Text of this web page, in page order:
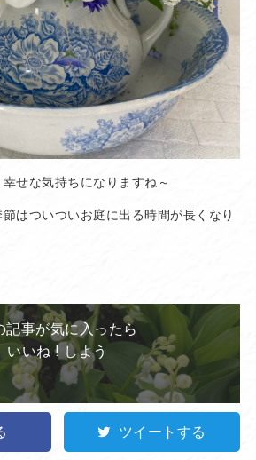
せな気持ちになりますね～
はついついお庭に出る時間が長くなり
記事が気に入ったら
いいね ! しよう
ツイートする